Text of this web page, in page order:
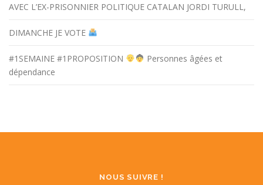
AVEC L’EX-PRISONNIER POLITIQUE CATALAN JORDI TURULL,
DIMANCHE JE VOTE
#1SEMAINE #1PROPOSITION
Personnes âgées et
dépendance
NOUS SUIVRE !